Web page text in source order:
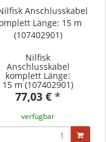
Nilfisk
Anschlusskabel
komplett Länge:
15 m (107402901)
77,03 € *
verfügbar